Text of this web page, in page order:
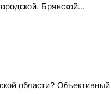
Брянской...
области?